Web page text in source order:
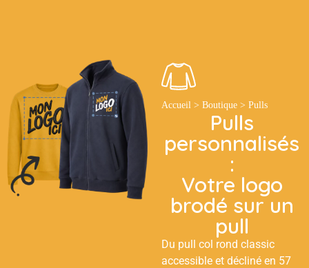
Accueil > Boutique > Pulls
Pulls
personnalisés
:
Votre logo
brodé sur un
pull
Du pull col rond classic
accessible et décliné en 57